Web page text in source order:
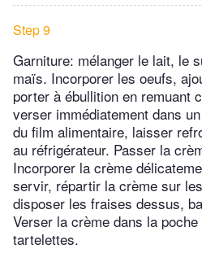
Step 9
Garniture: mélanger le lait, le
maïs. Incorporer les oeufs,
porter à ébullition en remuant
verser immédiatement dans
du film alimentaire, laisser
au réfrigérateur. Passer la
Incorporer la crème
servir, répartir la crème sur
disposer les fraises dessus,
Verser la crème dans la
tartelettes.